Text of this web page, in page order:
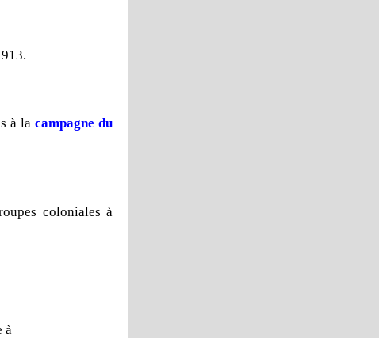
à lacampagne du
coloniales à
à